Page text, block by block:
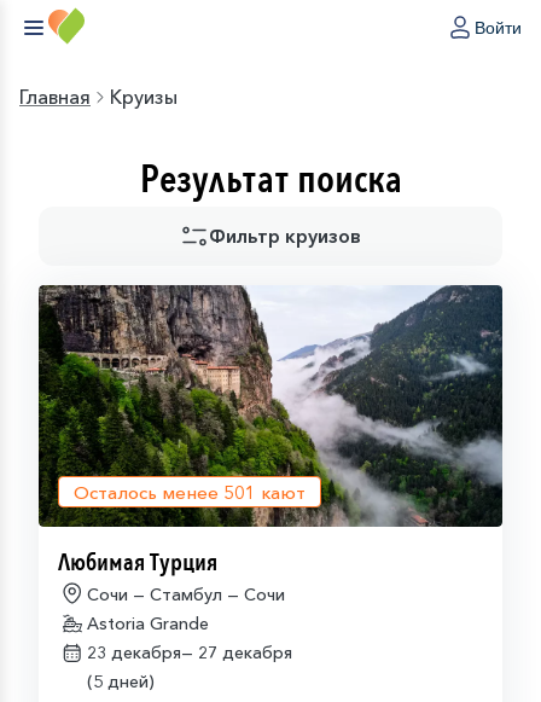
Войти
Главная Круизы
Результат поиска
Фильтр круизов
Осталось менее 501 кают
Любимая Турция
Сочи — Стамбул — Сочи
Astoria Grande
23 декабря— 27 декабря
(5 дней)